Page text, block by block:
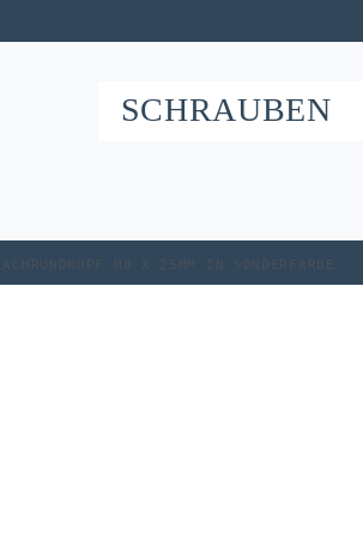
SCHRAUBEN
M8 x 25mm in Sonderfarbe